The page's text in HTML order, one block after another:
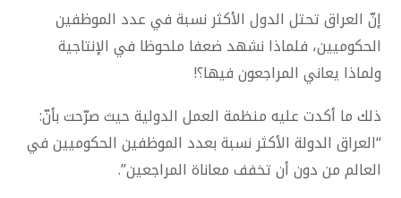
إنّ العراق تحتل الدول الأكثر نسبة في عدد الموظفين
الحكوميين، فلماذا نشهد ضعفا ملحوظا في الإنتاجية
ولماذا يعاني المراجعون فيها؟!
ذلك ما أكدت عليه منظمة العمل الدولية حيث صرّحت بأنّ:
“العراق الدولة الأكثر نسبة بعدد الموظفين الحكوميين في
العالم من دون أن تخفف معاناة المراجعين”.